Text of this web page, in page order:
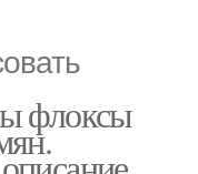
флоксы